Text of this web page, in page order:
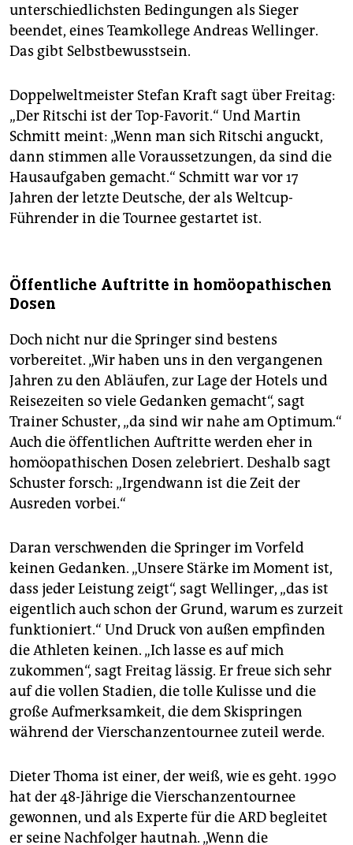
unterschiedlichsten Bedingungen als Sieger
beendet, eines Teamkollege Andreas Wellinger.
Das gibt Selbstbewusstsein.
Doppelweltmeister Stefan Kraft sagt über Freitag:
„Der Ritschi ist der Top-Favorit.“ Und Martin
Schmitt meint: „Wenn man sich Ritschi anguckt,
dann stimmen alle Voraussetzungen, da sind die
Hausaufgaben gemacht.“ Schmitt war vor 17
Jahren der letzte Deutsche, der als Weltcup-
Führender in die Tournee gestartet ist.
Öffentliche Auftritte in homöopathischen
Dosen
Doch nicht nur die Springer sind bestens
vorbereitet. „Wir haben uns in den vergangenen
Jahren zu den Abläufen, zur Lage der Hotels und
Reisezeiten so viele Gedanken gemacht“, sagt
Trainer Schuster, „da sind wir nahe am Optimum.“
Auch die öffentlichen Auftritte werden eher in
homö­opathischen Dosen zelebriert. Deshalb sagt
Schuster forsch: „Irgendwann ist die Zeit der
Ausreden vorbei.“
Daran verschwenden die Springer im Vorfeld
keinen Gedanken. „Unsere Stärke im Moment ist,
dass jeder Leistung zeigt“, sagt Wellinger, „das ist
eigentlich auch schon der Grund, warum es zurzeit
funktioniert.“ Und Druck von außen empfinden
die Athleten keinen. „Ich lasse es auf mich
zukommen“, sagt Freitag lässig. Er freue sich sehr
auf die vollen Stadien, die tolle Kulisse und die
große Aufmerksamkeit, die dem Skispringen
während der Vierschanzentournee zuteil werde.
Dieter Thoma ist einer, der weiß, wie es geht. 1990
hat der 48-Jährige die Vierschanzentournee
gewonnen, und als Experte für die ARD begleitet
er seine Nachfolger hautnah. „Wenn die